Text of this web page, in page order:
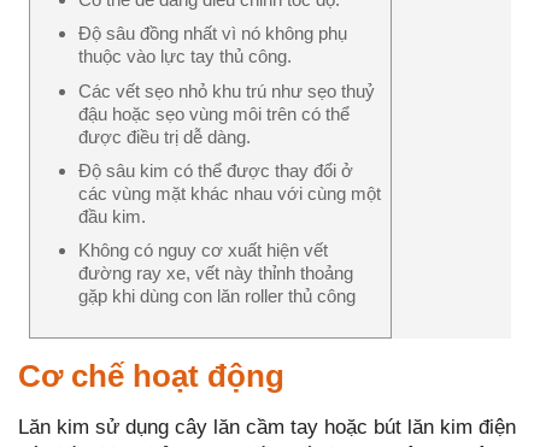
Độ sâu đồng nhất vì nó không phụ
thuộc vào lực tay thủ công.
Các vết sẹo nhỏ khu trú như sẹo thuỷ
đậu hoặc sẹo vùng môi trên có thể
được điều trị dễ dàng.
Độ sâu kim có thể được thay đổi ở
các vùng mặt khác nhau với cùng một
đầu kim.
Không có nguy cơ xuất hiện vết
đường ray xe, vết này thỉnh thoảng
gặp khi dùng con lăn roller thủ công
Cơ chế hoạt động
Lăn kim sử dụng cây lăn cầm tay hoặc bút lăn kim điện